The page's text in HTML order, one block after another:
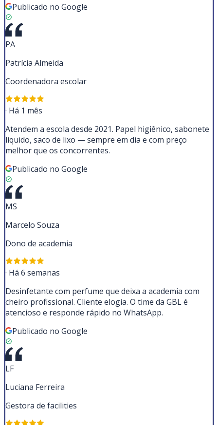
Publicado no Google
PA
Patrícia Almeida
Coordenadora escolar
· Há 1 mês
Atendem a escola desde 2021. Papel higiênico, sabonete
líquido, saco de lixo — sempre em dia e com preço
melhor que os concorrentes.
Publicado no Google
MS
Marcelo Souza
Dono de academia
· Há 6 semanas
Desinfetante com perfume que deixa a academia com
cheiro profissional. Cliente elogia. O time da GBL é
atencioso e responde rápido no WhatsApp.
Publicado no Google
LF
Luciana Ferreira
Gestora de facilities